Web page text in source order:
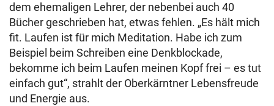
dem ehemaligen Lehrer, der nebenbei auch 40
Bücher geschrieben hat, etwas fehlen. „Es hält mich
fit. Laufen ist für mich Meditation. Habe ich zum
Beispiel beim Schreiben eine Denkblockade,
bekomme ich beim Laufen meinen Kopf frei – es tut
einfach gut“, strahlt der Oberkärntner Lebensfreude
und Energie aus.